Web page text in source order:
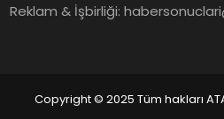
Reklam & İşbirliği:
Copyright © 2025 Tüm hakları